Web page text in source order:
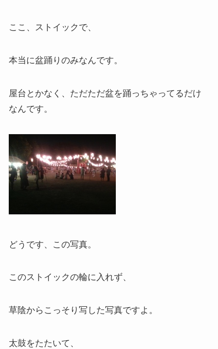
ここ、ストイックで、
本当に盆踊りのみなんです。
屋台とかなく、ただただ盆を踊っちゃってるだけ
なんです。
どうです、この写真。
このストイックの輪に入れず、
草陰からこっそり写した写真ですよ。
太鼓をたたいて、